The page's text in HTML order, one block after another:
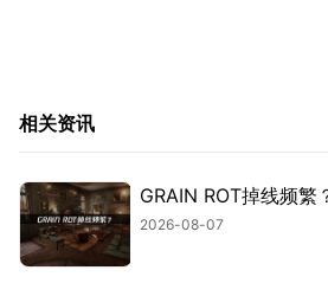
相关资讯
GRAIN ROT掉线频繁
2026-08-07